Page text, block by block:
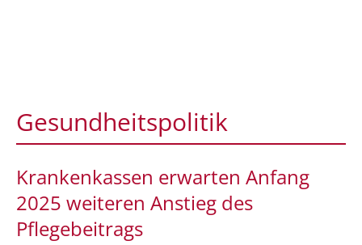
Gesundheitspolitik
Krankenkassen erwarten Anfang
2025 weiteren Anstieg des
Pflegebeitrags